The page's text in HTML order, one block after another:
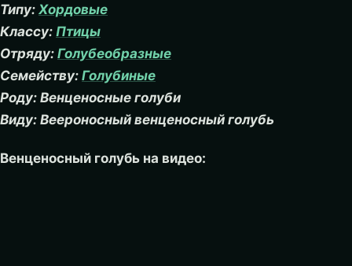
Типу: Хордовые
Классу: Птицы
Отряду: Голубеобразные
Семейству: Голубиные
Роду: Венценосные голуби
Виду: Веероносный венценосный голубь
Венценосный голубь на видео: